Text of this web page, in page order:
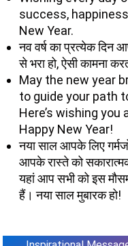
success,
New Year.
नव वर्ष का प्रत्येक दिन
से भरा हो, ऐसी कामना
May the new year
to guide your path
Here’s wishing
Happy New Year!
नया साल आपके लिए
आपके रास्ते को
यहां आप सभी को इस
हैं। नया साल मुबारक हो!